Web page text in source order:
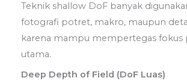
Teknik shallow DoF banyak
fotografi potret, makro, maupun
karena mampu mempertegas fokus
utama.
Deep Depth of Field (DoF Luas)